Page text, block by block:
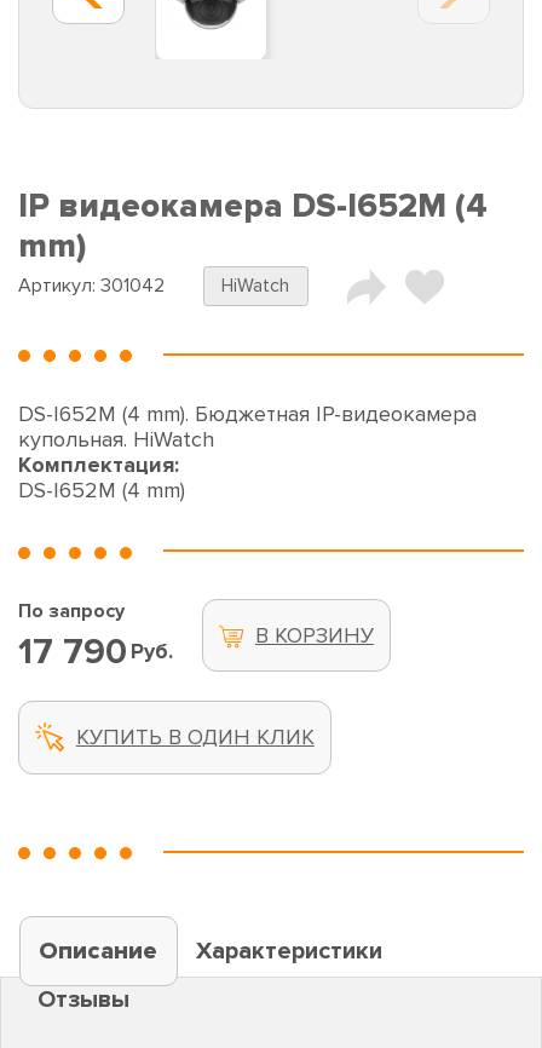
IP видеокамера DS-I652M (4
mm)
Артикул: 301042 HiWatch
DS-I652M (4 mm). Бюджетная IP-видеокамера
купольная. HiWatch
Комплектация:
DS-I652M (4 mm)
По запросу
17 790 Руб.
В КОРЗИНУ
КУПИТЬ В ОДИН КЛИК
Описание
Характеристики
Отзывы